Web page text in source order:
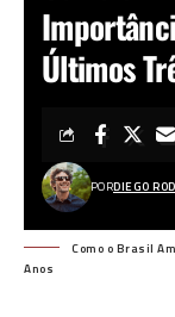
Últimos
PORDIEGO
Como o Brasil
Anos